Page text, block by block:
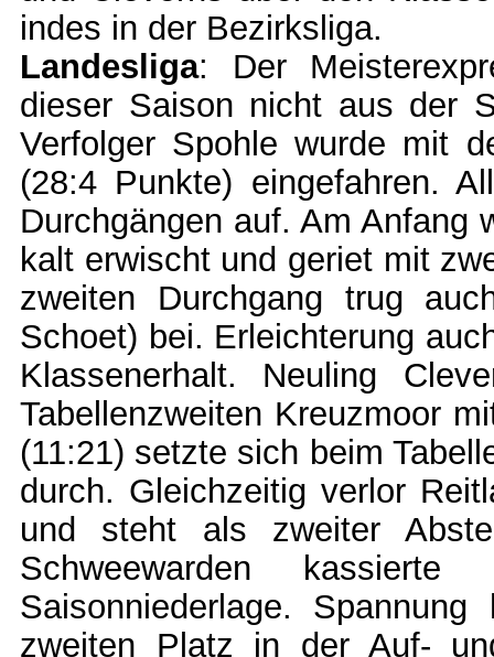
indes in der Bezirksliga.
Landesliga: Der
dieser Saison nicht aus der
Verfolger Spohle wurde mit
(28:4 Punkte) eingefahren.
Durchgängen auf. Am Anfang
kalt erwischt und geriet mit
zweiten Durchgang trug
Schoet) bei. Erleichterung
Klassenerhalt. Neuling
Tabellenzweiten Kreuzmoor
(11:21) setzte sich beim
durch. Gleichzeitig verlor
und steht als zweiter
Schweewarden
Saisonniederlage.
zweiten Platz in der Auf-